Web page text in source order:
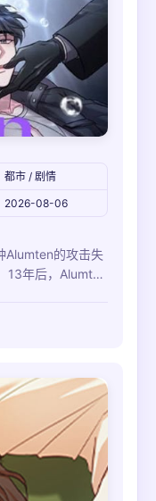
都市 / 剧情
2026-08-06
Alumten的攻击失
13年后，Alumten
无论什么事情